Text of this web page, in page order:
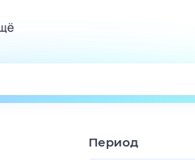
Поиск
ТВ-программа
Период